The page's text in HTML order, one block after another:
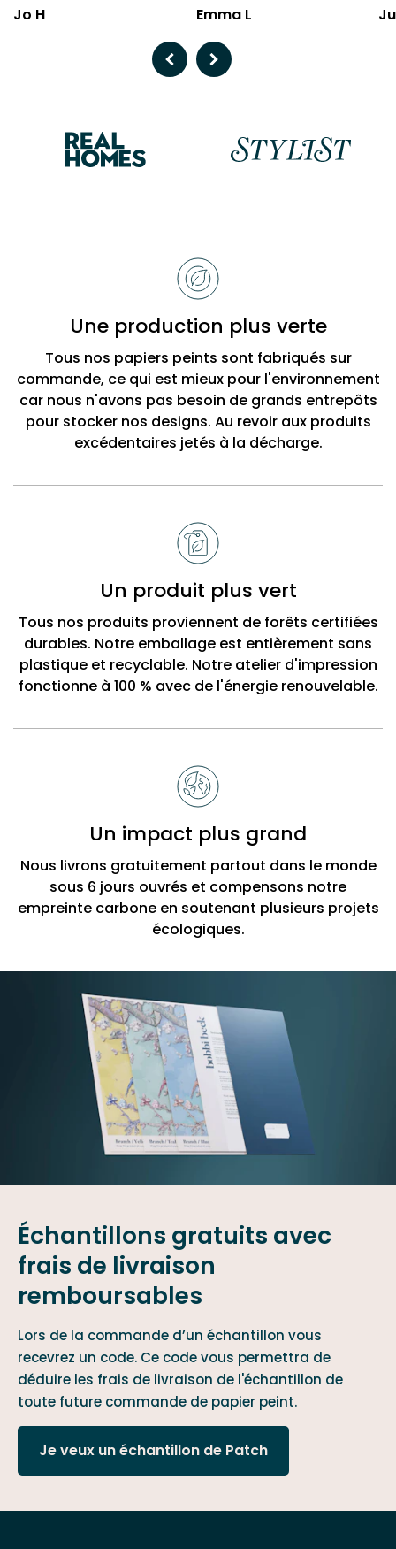
Jo H Emma L
PreviousNext
BobbiUne production plus verte
Tous nos papiers peints sont fabriqués sur
commande, ce qui est mieux pour l'environnement
car nous n'avons pas besoin de grands entrepôts
pour stocker nos designs. Au revoir aux produits
excédentaires jetés à la décharge.
Un produit plus vert
Tous nos produits proviennent de forêts certifiées
durables. Notre emballage est entièrement sans
plastique et recyclable. Notre atelier d'impression
fonctionne à 100 % avec de l'énergie renouvelable.
Un impact plus grand
Nous livrons gratuitement partout dans le monde
sous 6 jours ouvrés et compensons notre
empreinte carbone en soutenant plusieurs projets
écologiques.
Échantillons gratuits avec
frais de livraison
remboursables
Lors de la commande d’un échantillon vous
recevrez un code. Ce code vous permettra de
déduire les frais de livraison de l'échantillon de
toute future commande de papier peint.
Je veux un échantillon de Patch